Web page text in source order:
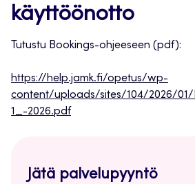
käyttöönotto
Tutustu Bookings-ohjeeseen (pdf):
https://help.jamk.fi/opetus/wp-
content/uploads/sites/104/2026/
1_-2026.pdf
Jätä palvelupyyntö